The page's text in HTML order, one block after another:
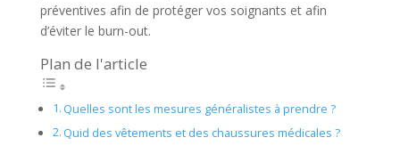
préventives afin de protéger vos soignants et afin
d’éviter le burn-out.
Plan de l'article
Quelles sont les mesures généralistes à prendre ?
Quid des vêtements et des chaussures médicales ?